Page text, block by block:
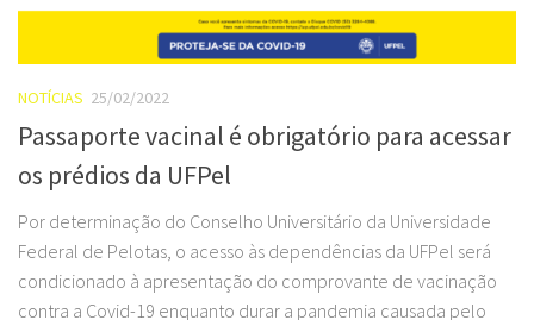
NOTÍCIAS 25/02/2022
Passaporte vacinal é obrigatório para acessar
os prédios da UFPel
Por determinação do Conselho Universitário da Universidade
Federal de Pelotas, o acesso às dependências da UFPel será
condicionado à apresentação do comprovante de vacinação
contra a Covid-19 enquanto durar a pandemia causada pelo